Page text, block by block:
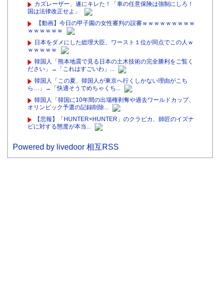
カズレーザー、遂にキレた！「車の任意保険は強制にしろ！
国は法律改正せよ」
【動画】今日の甲子園の女性審判の誤審ｗｗｗｗｗｗｗｗｗ
ｗｗｗｗｗｗ
日本をダメにした総理大臣、ワースト１位が同点でこの人ｗ
ｗｗｗｗｗ
韓国人「熊本地震で見る日本の土木技術の完全勝利をご覧く
ださい」→「これはすごいわ」...
韓国人「この夏、韓国人が東京へ行くしかない理由がこち
ら…」→「快適そうでめちゃくち...
韓国人「韓国に10年間の出場権剥奪や過去ワールドカップ、
オリンピック予選の記録削除...
【悲報】「HUNTER×HUNTER」のクラピカ、師匠のイズナ
ビに対する態度が本当...
Powered by livedoor 相互RSS